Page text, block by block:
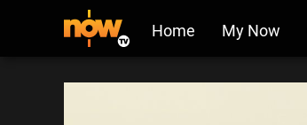
Home My Now